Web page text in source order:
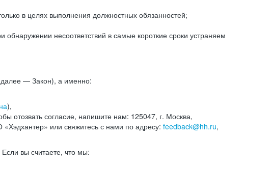
в целях выполнения должностных обязанностей;
несоответствий в самые короткие сроки устраняем
— Закон), а именно:
),
отозвать согласие, напишите нам: 125047, г. Москва,
или свяжитесь с нами по адресу: feedback@hh.ru,
Если вы считаете, что мы: